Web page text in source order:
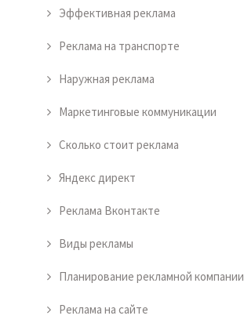
Эффективная реклама
Реклама на транспорте
Наружная реклама
Маркетинговые коммуникации
Сколько стоит реклама
Яндекс директ
Реклама Вконтакте
Виды рекламы
Планирование рекламной компании
Реклама на сайте